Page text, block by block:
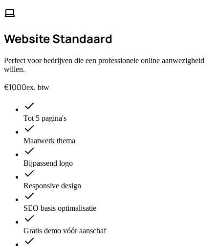
Website Standaard
Perfect voor bedrijven die een professionele online aanwezigheid
willen.
€1000ex. btw
Tot 5 pagina's
Maatwerk thema
Bijpassend logo
Responsive design
SEO basis optimalisatie
Gratis demo vóór aanschaf